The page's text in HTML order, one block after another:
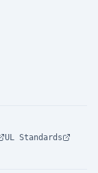
UL Standards